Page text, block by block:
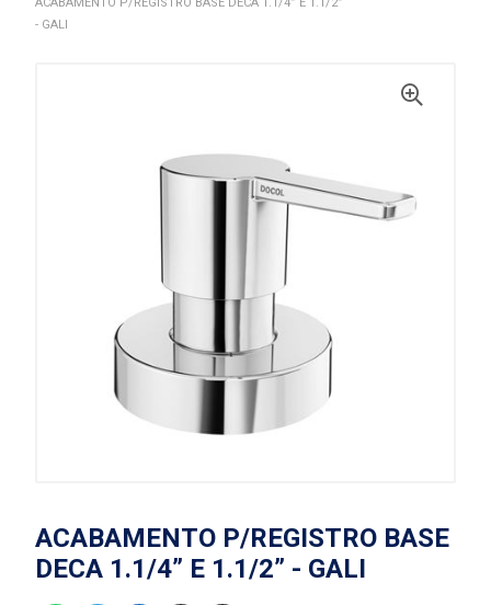
- GALI
ACABAMENTO P/REGISTRO BASE
DECA 1.1/4” E 1.1/2” - GALI